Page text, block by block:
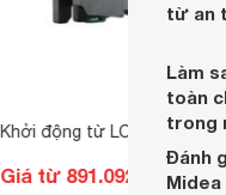
Khởi động từ LC1E50F5
Giá từ 891.092 đ
từ an
Làm
toàn
trong
Đánh
Midea